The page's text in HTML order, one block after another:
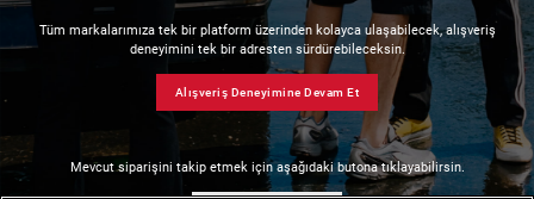
Tüm markalarımıza tek bir platform üzerinden kolayca ulaşabilecek, alışveriş
deneyimini tek bir adresten sürdürebileceksin.
Alışveriş Deneyimine Devam Et
Mevcut siparişini takip etmek için aşağıdaki butona tıklayabilirsin.